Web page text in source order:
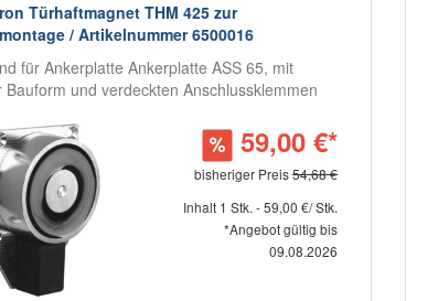
Türhaftmagnet THM 425 zur
/ Artikelnummer 6500016
für Ankerplatte Ankerplatte ASS 65, mit
Bauform und verdeckten Anschlussklemmen
59,00 €*
bisheriger Preis54,68 €
Inhalt 1 Stk. - 59,00 €/ Stk.
*Angebot gültig bis
09.08.2026